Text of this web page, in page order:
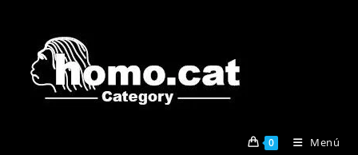
contenido
0 Menú